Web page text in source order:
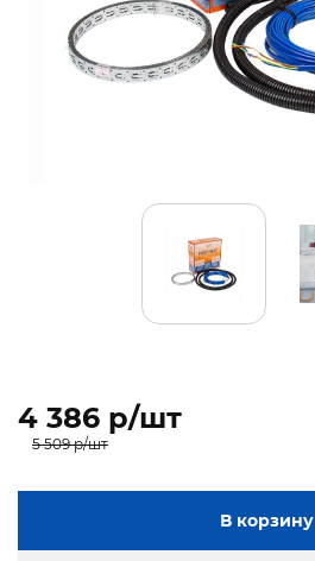
4 386 p/шт
5 509 p/шт
В корзину